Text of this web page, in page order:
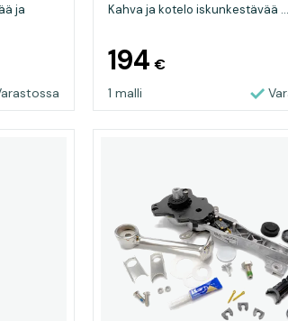
ja
Kahva ja kotelo iskunkestävää ...
194€
1 malli